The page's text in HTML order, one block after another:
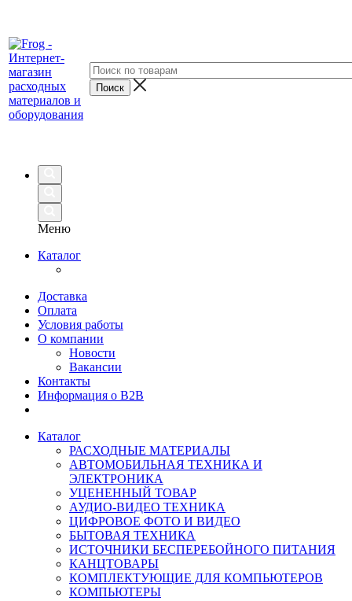
Меню
Каталог
Доставка
Оплата
Условия работы
О компании
Новости
Вакансии
Контакты
Информация о B2B
Каталог
РАСХОДНЫЕ МАТЕРИАЛЫ
АВТОМОБИЛЬНАЯ ТЕХНИКА И
ЭЛЕКТРОНИКА
УЦЕНЕННЫЙ ТОВАР
АУДИО-ВИДЕО ТЕХНИКА
ЦИФРОВОЕ ФОТО И ВИДЕО
БЫТОВАЯ ТЕХНИКА
ИСТОЧНИКИ БЕСПЕРЕБОЙНОГО ПИТАНИЯ
КАНЦТОВАРЫ
КОМПЛЕКТУЮЩИЕ ДЛЯ КОМПЬЮТЕРОВ
КОМПЬЮТЕРЫ